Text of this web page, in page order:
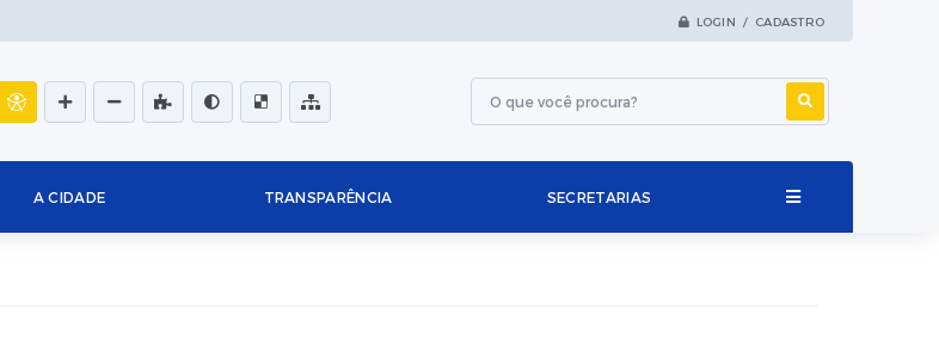
LOGIN / CADASTRO
A CIDADE TRANSPARÊNCIA SECRETARIAS